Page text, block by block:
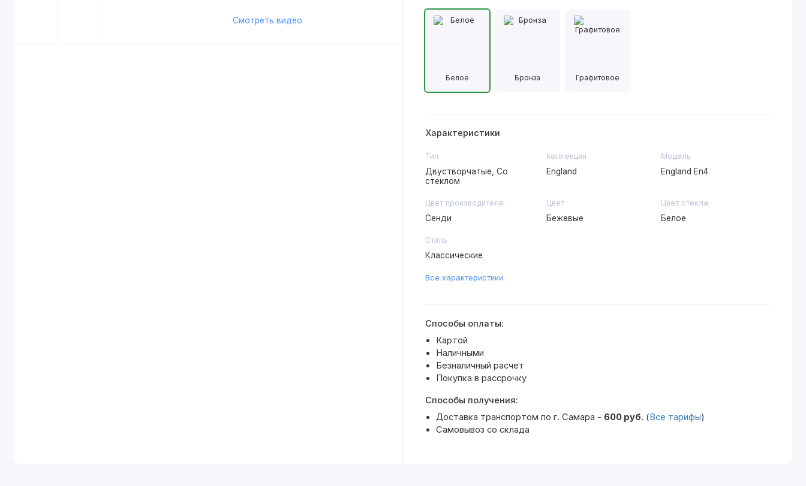
Смотреть видео
Белое Бронза Графитовое
Характеристики
Тип
Двустворчатые, Со
стеклом
Коллекция
England
Модель
England En4
Цвет производителя
Сенди
Цвет
Бежевые
Цвет стекла
Белое
Стиль
Классические
Все характеристики
Способы оплаты:
Картой
Наличными
Безналичный расчет
Покупка в рассрочку
Способы получения:
Доставка транспортом по г. Самара - 600 руб. (Все тарифы)
Самовывоз со склада